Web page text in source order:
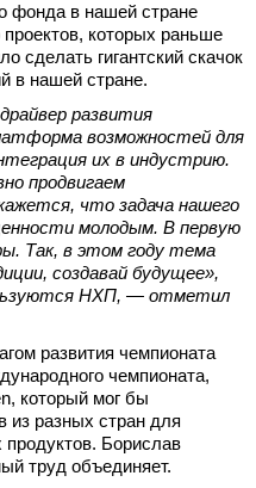
фонда в нашей стране
которых раньше
сделать гигантский скачок
в нашей стране.
развития
возможностей для
их в индустрию.
продвигаем
что задача нашего
молодым. В первую
Так, в этом году тема
создавай будущее»,
НХП, — отметил
развития чемпионата
чемпионата,
который мог бы
из разных стран для
продуктов. Борислав
труд объединяет.